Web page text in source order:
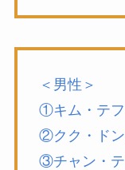
＜男性＞
①キム・テ
②クク・ド
③チャン・